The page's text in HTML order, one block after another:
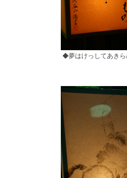
◆夢はけっしてあきら